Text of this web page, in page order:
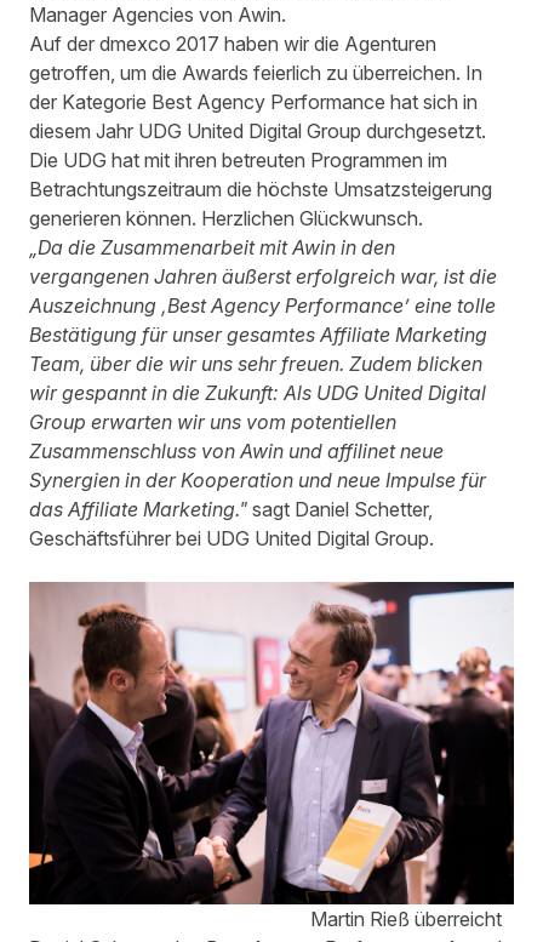
Manager Agencies von Awin.
Auf der dmexco 2017 haben wir die Agenturen
getroffen, um die Awards feierlich zu überreichen. In
der Kategorie Best Agency Performance hat sich in
diesem Jahr UDG United Digital Group durchgesetzt.
Die UDG hat mit ihren betreuten Programmen im
Betrachtungszeitraum die höchste Umsatzsteigerung
generieren können. Herzlichen Glückwunsch.
Da die Zusammenarbeit mit Awin in den
vergangenen Jahren äußerst erfolgreich war, ist die
Auszeichnung ‚Best Agency Performance’ eine tolle
Bestätigung für unser gesamtes Affiliate Marketing
Team, über die wir uns sehr freuen. Zudem blicken
wir gespannt in die Zukunft: Als UDG United Digital
Group erwarten wir uns vom potentiellen
Zusammenschluss von Awin und affilinet neue
Synergien in der Kooperation und neue Impulse für
das Affiliate Marketing." sagt Daniel Schetter,
Geschäftsführer bei UDG United Digital Group.
Martin Rieß überreicht